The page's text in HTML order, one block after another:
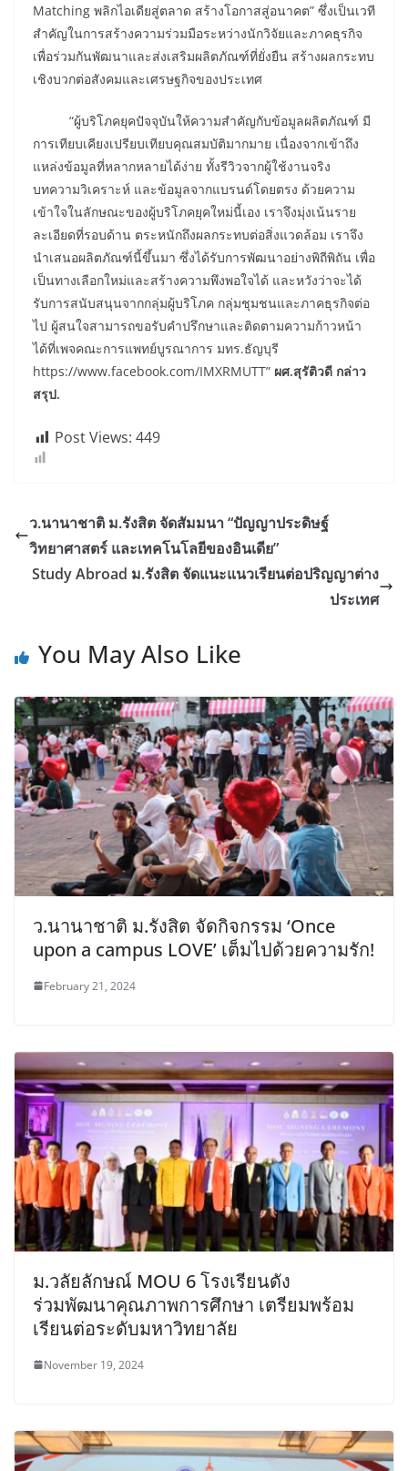
Matching พลิกไอเดียสู่ตลาด สร้างโอกาสสู่อนาคต” ซึ่งเป็นเวที
สำคัญในการสร้างความร่วมมือระหว่างนักวิจัยและภาคธุรกิจ
เพื่อร่วมกันพัฒนาและส่งเสริมผลิตภัณฑ์ที่ยั่งยืน สร้างผลกระทบ
เชิงบวกต่อสังคมและเศรษฐกิจของประเทศ
“ผู้บริโภคยุคปัจจุบันให้ความสำคัญกับข้อมูลผลิตภัณฑ์ มี
การเทียบเคียงเปรียบเทียบคุณสมบัติมากมาย เนื่องจากเข้าถึง
แหล่งข้อมูลที่หลากหลายได้ง่าย ทั้งรีวิวจากผู้ใช้งานจริง
บทความวิเคราะห์ และข้อมูลจากแบรนด์โดยตรง ด้วยความ
เข้าใจในลักษณะของผู้บริโภคยุคใหม่นี้เอง เราจึงมุ่งเน้นราย
ละเอียดที่รอบด้าน ตระหนักถึงผลกระทบต่อสิ่งแวดล้อม เราจึง
นำเสนอผลิตภัณฑ์นี้ขึ้นมา ซึ่งได้รับการพัฒนาอย่างพิถีพิถัน เพื่อ
เป็นทางเลือกใหม่และสร้างความพึงพอใจได้ และหวังว่าจะได้
รับการสนับสนุนจากกลุ่มผู้บริโภค กลุ่มชุมชนและภาคธุรกิจต่อ
ไป ผู้สนใจสามารถขอรับคำปรึกษาและติดตามความก้าวหน้า
ได้ที่เพจคณะการแพทย์บูรณาการ มทร.ธัญบุรี
https://www.facebook.com/IMXRMUTT” ผศ.สุรัติวดี กล่าว
สรุป.
Post Views: 449
ว.นานาชาติ ม.รังสิต จัดสัมมนา “ปัญญาประดิษฐ์
วิทยาศาสตร์ และเทคโนโลยีของอินเดีย”
Study Abroad ม.รังสิต จัดแนะแนวเรียนต่อปริญญาต่าง
ประเทศ
You May Also Like
ว.นานาชาติ ม.รังสิต จัดกิจกรรม ‘Once
upon a campus LOVE’ เต็มไปด้วยความรัก!
February 21, 2024
ม.วลัยลักษณ์ MOU 6 โรงเรียนดัง
ร่วมพัฒนาคุณภาพการศึกษา เตรียมพร้อม
เรียนต่อระดับมหาวิทยาลัย
November 19, 2024